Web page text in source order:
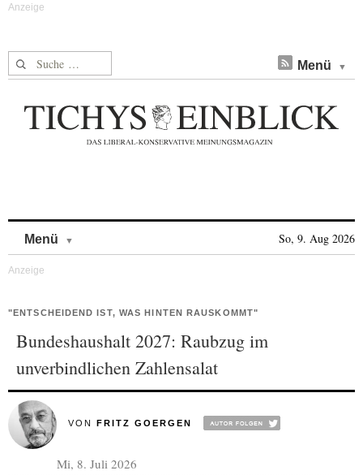
Suche nach: Menü
Menü So, 9. Aug 2026
"ENTSCHEIDEND IST, WAS HINTEN RAUSKOMMT"
Bundeshaushalt 2027: Raubzug im
unverbindlichen Zahlensalat
VON FRITZ GOERGEN
Mi, 8. Juli 2026